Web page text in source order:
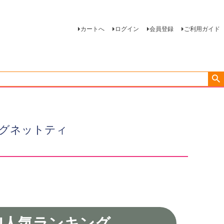
カートへ ログイン 会員登録 ご利用ガイド
ネットティ